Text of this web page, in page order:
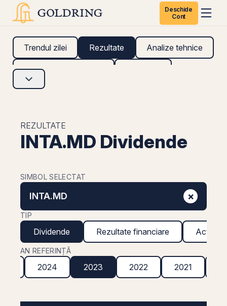
Deschide
Cont
Trendul zilei Rezultate Analize tehnice
Analize fundamentale
REZULTATE
INTA.MD Dividende
SIMBOL SELECTAT
INTA.MD ×
TIP
Dividende Rezultate financiare Acțiuni
AN REFERINȚĂ
2024 2023 2022 2021